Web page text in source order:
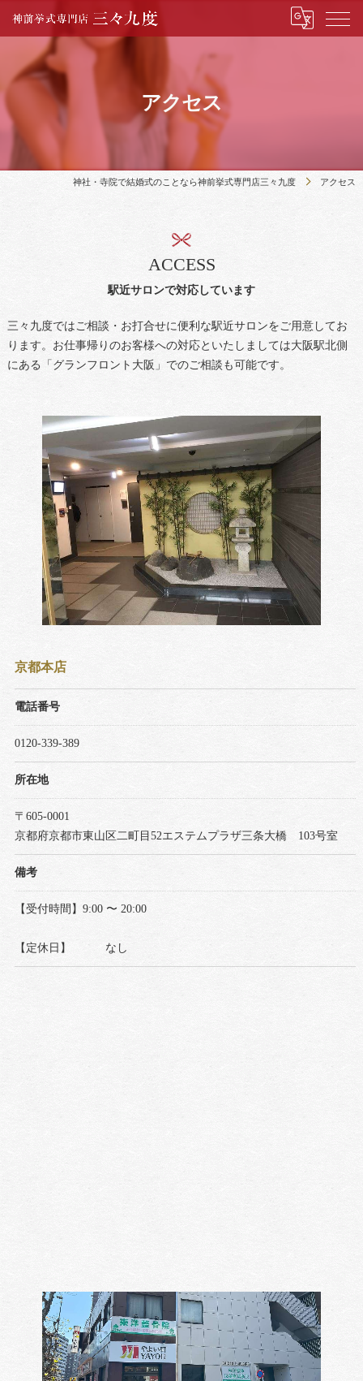
アクセス
神社・寺院で結婚式のことなら神前挙式専門店三々九度 アクセス
駅近サロンで対応しています
ACCESS
三々九度ではご相談・お打合せに便利な駅近サロンをご用意してお
ります。お仕事帰りのお客様への対応といたしましては大阪駅北側
にある「グランフロント大阪」でのご相談も可能です。
京都本店
電話番号
0120-339-389
所在地
〒605-0001
京都府京都市東山区二町目52エステムプラザ三条大橋 103号室
備考
【受付時間】9:00 〜 20:00
【定休日】 なし